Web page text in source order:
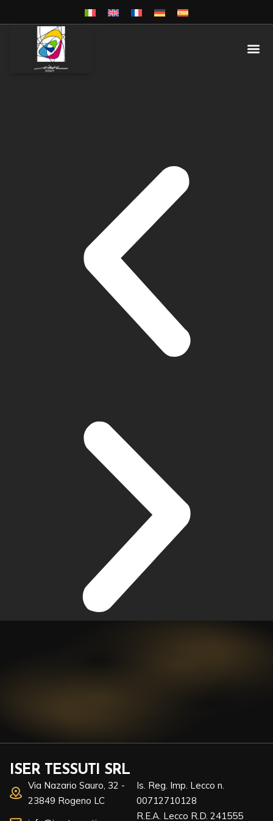
ISER TESSUTI SRL
Via Nazario Sauro, 32 -
23849 Rogeno LC
Is. Reg. Imp. Lecco n.
00712710128
R.E.A. Lecco R.D. 241555